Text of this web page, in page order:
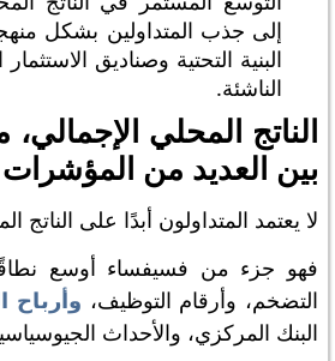
إلى جذب المتداولين بشكل
البنية التحتية وصناديق
الناشئة.
الناتج المحلي
بين العديد من المؤشرات
لا يعتمد المتداولون أبدًا على
فهو جزء من فسيفساء أوسع
التضخم، وأرقام التوظيف، وأرباح
البنك المركزي، والأحداث